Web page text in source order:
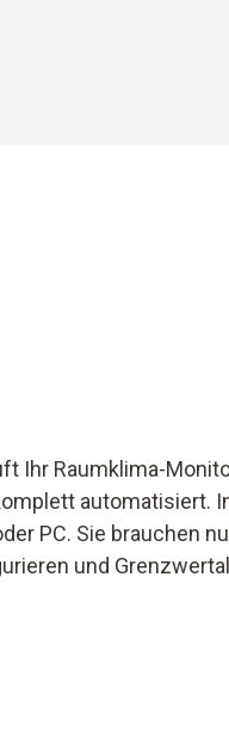
Ihr Raumklima-
automatisiert.
PC. Sie brauchen
und